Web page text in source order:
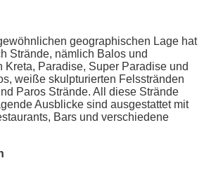
geographischen Lage hat
Strände, nämlich Balos und
Kreta, Paradise, Super Paradise und
weiße skulpturierten Felsstränden
Paros Strände. All diese Strände
Ausblicke sind ausgestattet mit
Bars und verschiedene